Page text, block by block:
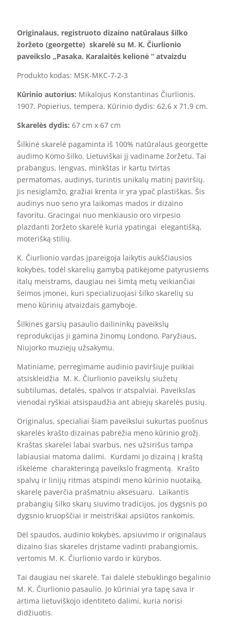
Originalaus, registruoto dizaino natūralaus šilko
žoržeto (georgette) skarelė su M. K. Čiurlionio
paveikslo „Pasaka. Karalaitės kelionė “ atvaizdu
Produkto kodas: MSK-MKC-7-2-3
Kūrinio autorius: Mikalojus Konstantinas Čiurlionis.
1907. Popierius, tempera. Kūrinio dydis: 62,6 x 71,9 cm.
Skarelės dydis: 67 cm x 67 cm
Šilkinė skarelė pagaminta iš 100% natūralaus georgette
audimo Komo šilko. Lietuviškai jį vadiname žoržetu. Tai
prabangus, lengvas, minkštas ir kartu tvirtas
permatomas, audinys, turintis unikalų matinį paviršių.
Jis nesiglamžo, gražiai krenta ir yra ypač plastiškas. Šis
audinys nuo seno yra laikomas mados ir dizaino
favoritu. Gracingai nuo menkiausio oro virpesio
plazdanti žoržeto skarelė kuria ypatingai elegantišką,
moterišką stilių.
K. Čiurlionio vardas įpareigoja laikytis aukščiausios
kokybės, todėl skarelių gamybą patikėjome patyrusiems
italų meistrams, daugiau nei šimtą metų veikiančiai
šeimos įmonei, kuri specializuojasi šilko skarelių su
meno kūrinių atvaizdais gamyboje.
Šilkines garsių pasaulio dailininkų paveikslų
reprodukcijas ji gamina žinomų Londono, Paryžiaus,
Niujorko muziejų užsakymu.
Matiniame, perregimame audinio paviršiuje puikiai
atsiskleidžia M. K. Čiurlionio paveikslų siužetų
subtilumas, detalės, spalvos ir atspalviai. Paveikslas
vienodai ryškiai atsispaudžia ant abiejų skarelės pusių.
Originalus, specialiai šiam paveikslui sukurtas puošnus
skarelės krašto dizainas pabrėžia meno kūrinio grožį.
Kraštas skarelei labai svarbus, nes užsirišus tampa
labiausiai matoma dalimi. Kurdami jo dizainą į kraštą
iškėlėme charakteringą paveikslo fragmentą. Krašto
spalvų ir linijų ritmas atspindi meno kūrinio nuotaiką,
skarelę paverčia prašmatniu aksesuaru. Laikantis
prabangių šilko skarų siuvimo tradicijos, jos dygsnis po
dygsnio kruopščiai ir meistriškai apsiūtos rankomis.
Dėl spaudos, audinio kokybės, apsiuvimo ir originalaus
dizaino šias skareles drįstame vadinti prabangiomis,
vertomis M. K. Čiurlionio vardo ir kūrybos.
Tai daugiau nei skarelė. Tai dalelė stebuklingo begalinio
M. K. Čiurlionio pasaulio. Jo kūriniai yra tapę sava ir
artima lietuviškojo identiteto dalimi, kuria norisi
didžiuotis.